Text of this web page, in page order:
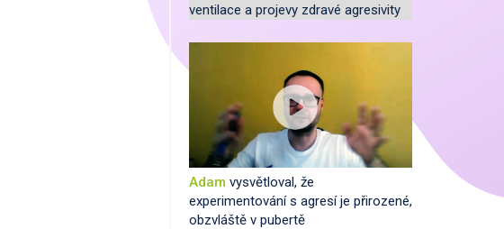
ventilace a projevy zdravé agresivity
Adam vysvětloval, že
experimentování s agresí je přirozené,
obzvláště v pubertě